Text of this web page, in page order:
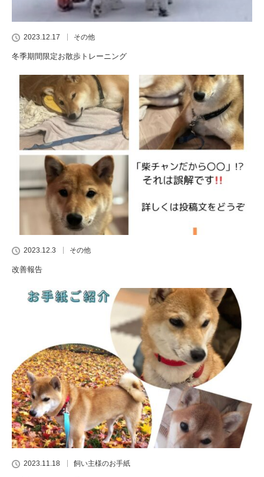
2023.12.17 その他
冬季期間限定お散歩トレーニング
2023.12.3 その他
改善報告
2023.11.18 飼い主様のお手紙